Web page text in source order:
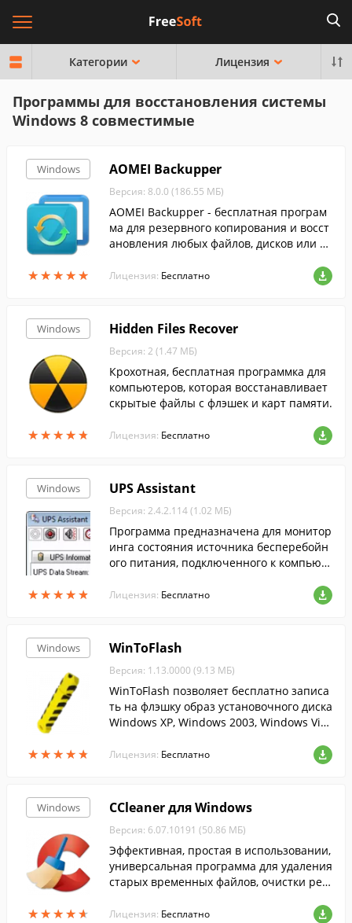
Категории Лицензия
Программы для восстановления системы
Windows 8 совместимые
Windows
★★★★★
★★★★★
AOMEI Backupper
Версия: 8.0.0 (186.55 МБ)
AOMEI Backupper - бесплатная програм
ма для резервного копирования и восст
ановления любых файлов, дисков или р
Лицензия: Бесплатно
Windows
★★★★★
★★★★★
Hidden Files Recover
Версия: 2 (1.47 МБ)
Крохотная, бесплатная программка для
компьютеров, которая восстанавливает
скрытые файлы с флэшек и карт памяти.
Лицензия: Бесплатно
Windows
★★★★★
★★★★★
UPS Assistant
Версия: 2.4.2.114 (1.02 МБ)
Программа предназначена для монитор
инга состояния источника бесперебойн
ого питания, подключенного к компьют
ивающего протокол Megatec.
Лицензия: Бесплатно
Windows
★★★★★
★★★★★
WinToFlash
Версия: 1.13.0000 (9.13 МБ)
WinToFlash позволяет бесплатно записа
ть на флэшку образ установочного диска
Windows XP, Windows 2003, Windows Vist
Лицензия: Бесплатно
Windows
★★★★★
★★★★★
CCleaner для Windows
Версия: 6.07.10191 (50.86 МБ)
Эффективная, простая в использовании,
универсальная программа для удаления
старых временных файлов, очистки рее
Лицензия: Бесплатно